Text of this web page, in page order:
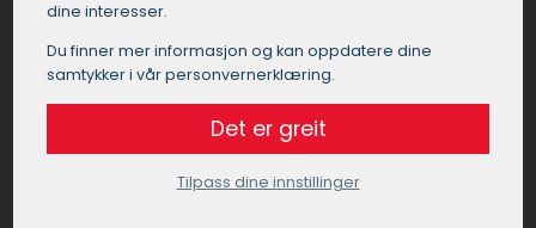
Å investere i tjenester fra en profesjonell maler i
Kyrksæterøra betyr også at man unngår de
vanlige fallgruvene som kan oppstå ved utføre
prosjektet selv eller ved å bruke ukvalifisert
personell.
dine interesser.
Du finner mer informasjon og kan oppdatere dine
samtykker i vår personvernerklæring.
Det er greit
Tilpass dine innstillinger